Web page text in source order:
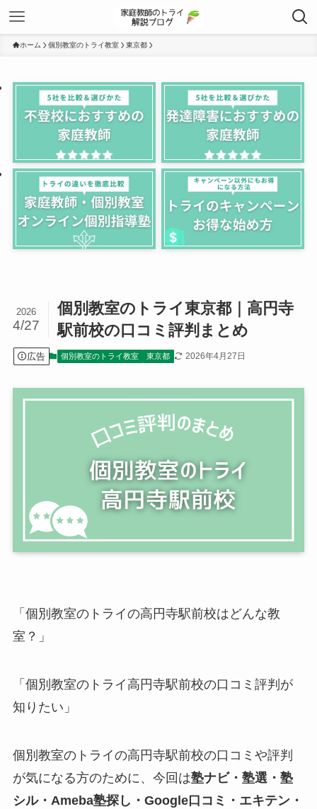
ホーム 個別教室のトライ教室 東京都
個別教室のトライ東京都｜高円寺
駅前校の口コミ評判まとめ
2026
4/27
広告 個別教室のトライ教室 東京都 2026年4月27日
「個別教室のトライの高円寺駅前校はどんな教
室？」
「個別教室のトライ高円寺駅前校の口コミ評判が
知りたい」
個別教室のトライの高円寺駅前校の口コミや評判
が気になる方のために、今回は塾ナビ・塾選・塾
シル・Ameba塾探し・Google口コミ・エキテン・